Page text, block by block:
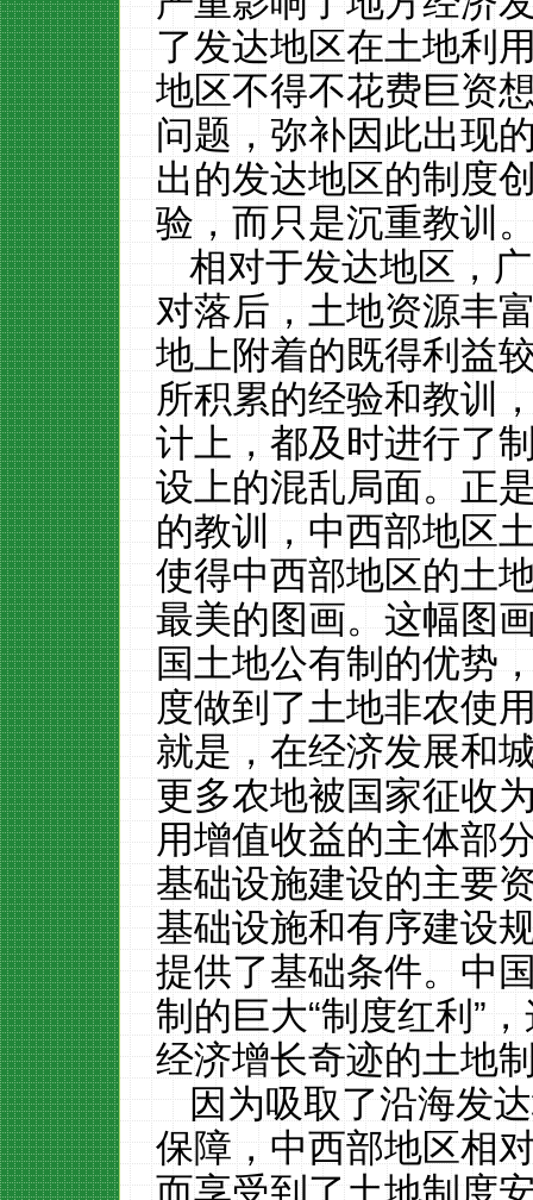
了发达地区在土地利
地区不得不花费巨资
问题，弥补因此出现
出的发达地区的制度
验，而只是沉重教训
相对于发达地区，
对落后，土地资源丰
地上附着的既得利益
所积累的经验和教训
计上，都及时进行了
设上的混乱局面。正
的教训，中西部地区
使得中西部地区的土
最美的图画。这幅图
国土地公有制的优势
度做到了土地非农使
就是，在经济发展和
更多农地被国家征收
用增值收益的主体部
基础设施建设的主要
基础设施和有序建设
提供了基础条件。中
制的巨大“制度红利”
经济增长奇迹的土地
因为吸取了沿海发
保障，中西部地区相